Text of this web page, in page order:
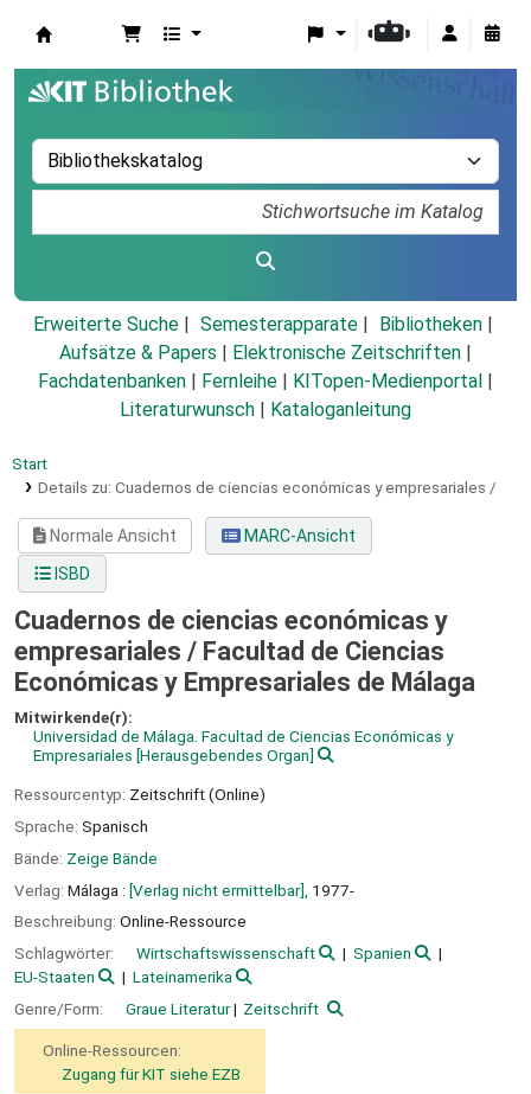
Erweiterte Suche Semesterapparate
Bibliotheken
Aufsätze & Papers
Elektronische Zeitschriften
Fachdatenbanken
Fernleihe KITopen-Medienportal
Literaturwunsch
Kataloganleitung
Start
Details zu: Cuadernos de ciencias económicas y empresariales /
Normale Ansicht
MARC-Ansicht
ISBD
Cuadernos de ciencias económicas y
empresariales / Facultad de Ciencias
Económicas y Empresariales de Málaga
Mitwirkende(r):
Universidad de Málaga. Facultad de Ciencias Económicas y
Empresariales [Herausgebendes Organ]
Ressourcentyp: Zeitschrift (Online)
Sprache: Spanisch
Bände: Zeige Bände
Verlag: Málaga : [Verlag nicht ermittelbar], 1977-
Beschreibung: Online-Ressource
Schlagwörter:
Wirtschaftswissenschaft
Spanien
EU-Staaten
Lateinamerika
Genre/Form:
Graue Literatur Zeitschrift
Online-Ressourcen:
Zugang für KIT siehe EZB